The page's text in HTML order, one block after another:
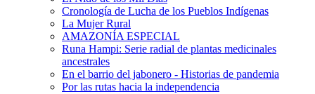
Cronología de Lucha de los Pueblos Indígenas
La Mujer Rural
AMAZONÍA ESPECIAL
Runa Hampi: Serie radial de plantas medicinales
ancestrales
En el barrio del jabonero - Historias de pandemia
Por las rutas hacia la independencia